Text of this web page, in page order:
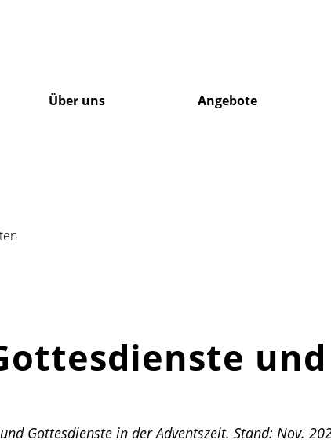
Über uns Angebote
und
Gottesdienste in der Adventszeit. Stand: Nov.